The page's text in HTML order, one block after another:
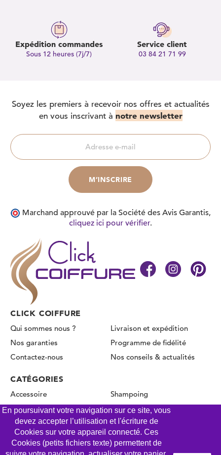
Expédition commandes
Sous 12 heures (7j/7)
Service client
03 84 21 71 99
CLICK COIFFURE
Qui sommes nous ?
Livraison et expédition
Nos garanties
Programme de fidélité
Contactez-nous
Nos conseils & actualités
CATÉGORIES
Accessoire
Coloration & décoloration
Oxydant & révélateur
Permanente & Lissage
Shampoing
Produit de coiffage
Soin & masque
Soyez les premiers à recevoir nos offres et actualités
en vous inscrivant à notre newsletter
Marchand approuvé par la Société des Avis Garantis,
cliquez ici pour vérifier.
En poursuivant votre navigation sur ce site, vous
devez accepter l’utilisation et l'écriture de
Cookies sur votre appareil connecté. Ces
Cookies (petits fichiers texte) permettent de